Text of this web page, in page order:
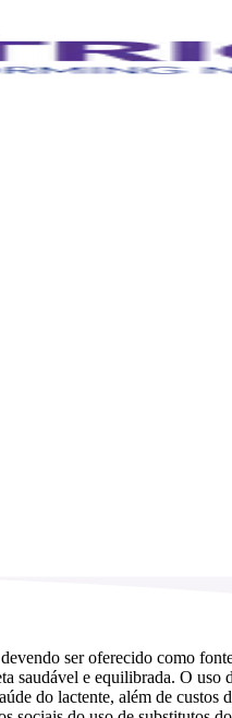
ser oferecido como
saudável e equilibrada. O
do lactente, além de custos